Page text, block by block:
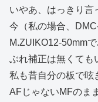
いやあ、はっきり言
今（私の場合、
M.ZUIKO12-50mm
ぶれ補正は無くても
私も昔自分の板で呟
AFじゃないMFのま